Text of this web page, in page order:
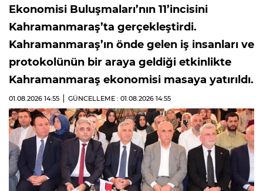
Ekonomisi Buluşmaları’nın 11’incisini
Kahramanmaraş’ta gerçekleştirdi.
Kahramanmaraş’ın önde gelen iş insanları ve
protokolünün bir araya geldiği etkinlikte
Kahramanmaraş ekonomisi masaya yatırıldı.
01.08.2026 14:55 GÜNCELLEME : 01.08.2026 14:55